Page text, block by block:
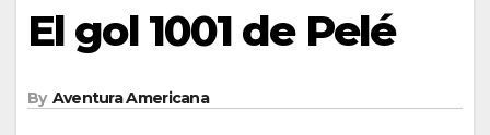
El gol 1001 de Pelé
By Aventura Americana